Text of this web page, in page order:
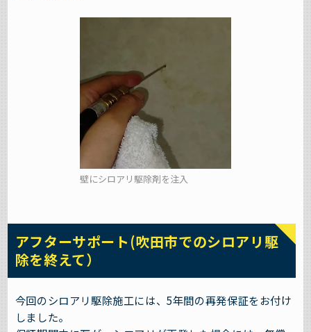
壁にシロアリ駆除剤を注入
アフターサポート(吹田市でのシロアリ駆
除を終えて）
今回のシロアリ駆除施工には、5年間の再発保証をお付け
しました。